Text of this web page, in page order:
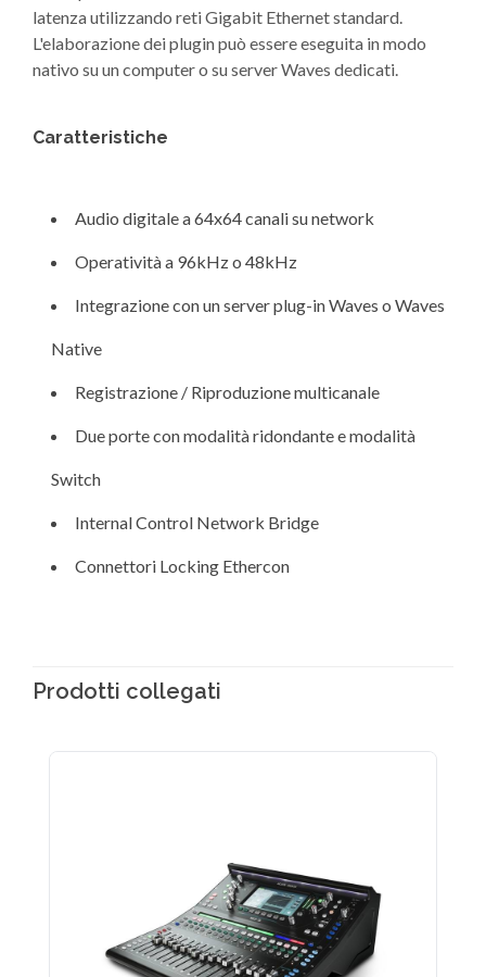
latenza utilizzando reti Gigabit Ethernet standard.
L'elaborazione dei plugin può essere eseguita in modo
nativo su un computer o su server Waves dedicati.
Caratteristiche
Audio digitale a 64x64 canali su network
Operatività a 96kHz o 48kHz
Integrazione con un server plug-in Waves o Waves
Native
Registrazione / Riproduzione multicanale
Due porte con modalità ridondante e modalità
Switch
Internal Control Network Bridge
Connettori Locking Ethercon
Prodotti collegati